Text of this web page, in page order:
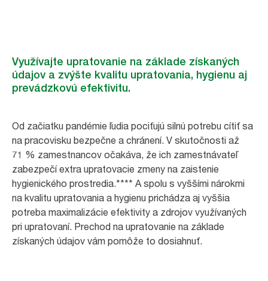
Využívajte upratovanie na základe získaných
údajov a zvýšte kvalitu upratovania, hygienu aj
prevádzkovú efektivitu.
Od začiatku pandémie ľudia pociťujú silnú potrebu cítiť sa
na pracovisku bezpečne a chránení. ‬‭‬V skutočnosti až
71 % zamestnancov očakáva, že ich zamestnávateľ
zabezpečí extra upratovacie zmeny na zaistenie
hygienického prostredia.**** A spolu s vyššími nárokmi
na kvalitu upratovania a hygienu prichádza aj vyššia
potreba maximalizácie efektivity a zdrojov využívaných
pri upratovaní. Prechod na upratovanie na základe
získaných údajov vám pomôže to dosiahnuť.